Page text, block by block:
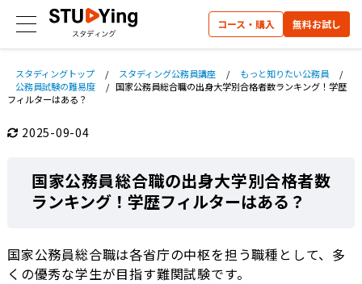
コース・購入 無料お試し
スタディングトップ / スタディング公務員講座 / もっと知りたい公務員
/
公務員試験の難易度
/ 国家公務員総合職の出身大学別合格者数ランキング！学歴
フィルターはある？
2025-09-04
国家公務員総合職の出身大学別合格者数
ランキング！学歴フィルターはある？
国家公務員総合職は各省庁の中枢を担う職種として、多
くの優秀な学生が目指す難関試験です。